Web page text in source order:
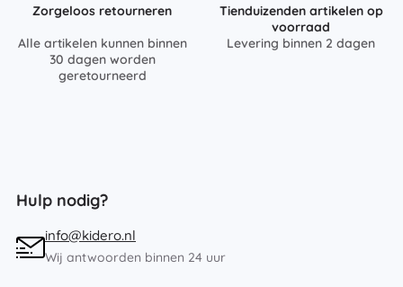
Zorgeloos retourneren
Alle artikelen kunnen binnen
30 dagen worden
geretourneerd
Tienduizenden artikelen op
voorraad
Levering binnen 2 dagen
Hulp nodig?
info@kidero.nl
Wij antwoorden binnen 24 uur